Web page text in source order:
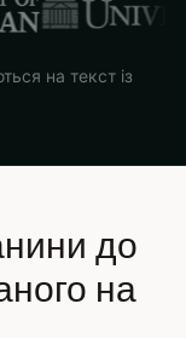
на текст із
до
на